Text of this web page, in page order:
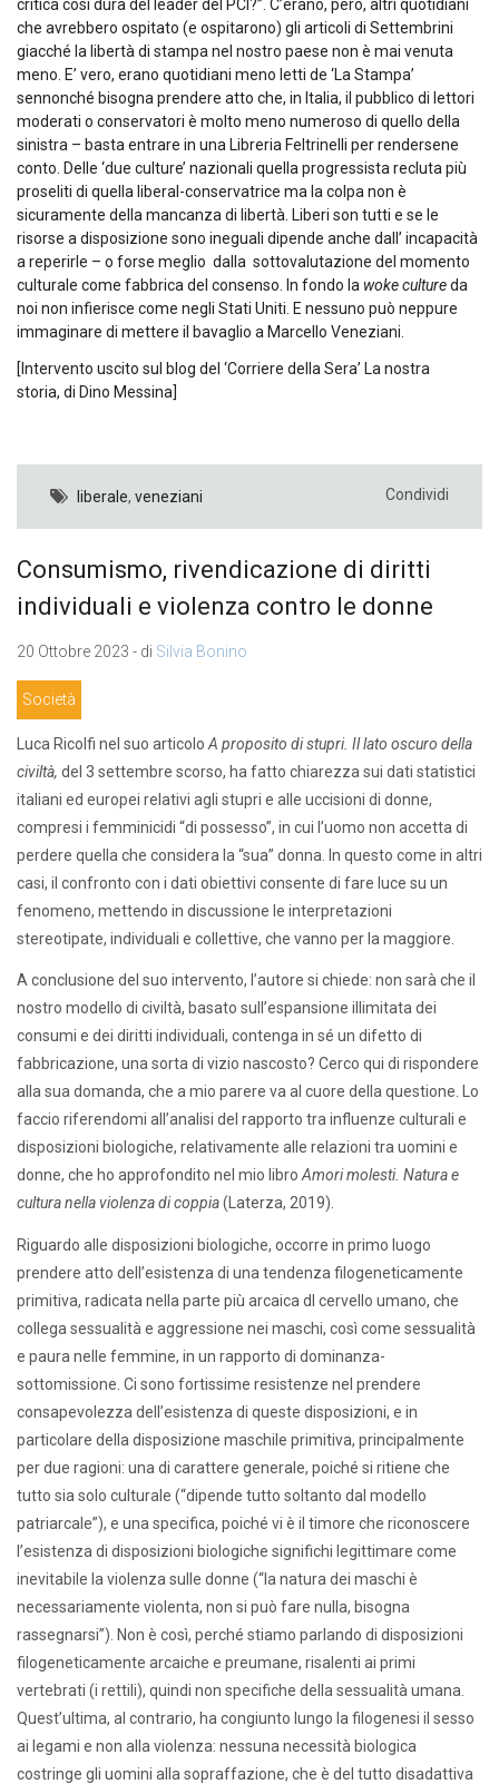
critica così dura del leader del PCI?”. C’erano, però, altri quotidiani
che avrebbero ospitato (e ospitarono) gli articoli di Settembrini
giacché la libertà di stampa nel nostro paese non è mai venuta
meno. E’ vero, erano quotidiani meno letti de ‘La Stampa’
sennonché bisogna prendere atto che, in Italia, il pubblico di lettori
moderati o conservatori è molto meno numeroso di quello della
sinistra – basta entrare in una Libreria Feltrinelli per rendersene
conto. Delle ‘due culture’ nazionali quella progressista recluta più
proseliti di quella liberal-conservatrice ma la colpa non è
sicuramente della mancanza di libertà. Liberi son tutti e se le
risorse a disposizione sono ineguali dipende anche dall’ incapacità
a reperirle – o forse meglio dalla sottovalutazione del momento
culturale come fabbrica del consenso. In fondo la woke cultureda
noi non infierisce come negli Stati Uniti. E nessuno può neppure
immaginare di mettere il bavaglio a Marcello Veneziani.
[Intervento uscito sul blog del ‘Corriere della Sera’ La nostra
storia, di Dino Messina]
liberale, veneziani Condividi
Consumismo, rivendicazione di diritti
individuali e violenza contro le donne
20 Ottobre 2023 - di Silvia Bonino
Società
Luca Ricolfi nel suo articolo A proposito di stupri. Il lato oscuro della
civiltà, del 3 settembre scorso, ha fatto chiarezza sui dati statistici
italiani ed europei relativi agli stupri e alle uccisioni di donne,
compresi i femminicidi “di possesso”, in cui l’uomo non accetta di
perdere quella che considera la “sua” donna. In questo come in altri
casi, il confronto con i dati obiettivi consente di fare luce su un
fenomeno, mettendo in discussione le interpretazioni
stereotipate, individuali e collettive, che vanno per la maggiore.
A conclusione del suo intervento, l’autore si chiede: non sarà che il
nostro modello di civiltà, basato sull’espansione illimitata dei
consumi e dei diritti individuali, contenga in sé un difetto di
fabbricazione, una sorta di vizio nascosto? Cerco qui di rispondere
alla sua domanda, che a mio parere va al cuore della questione. Lo
faccio riferendomi all’analisi del rapporto tra influenze culturali e
disposizioni biologiche, relativamente alle relazioni tra uomini e
donne, che ho approfondito nel mio libroAmori molesti. Natura e
cultura nella violenza di coppia(Laterza, 2019).
Riguardo alle disposizioni biologiche, occorre in primo luogo
prendere atto dell’esistenza di una tendenza filogeneticamente
primitiva, radicata nella parte più arcaica dl cervello umano, che
collega sessualità e aggressione nei maschi, così come sessualità
e paura nelle femmine, in un rapporto di dominanza-
sottomissione. Ci sono fortissime resistenze nel prendere
consapevolezza dell’esistenza di queste disposizioni, e in
particolare della disposizione maschile primitiva, principalmente
per due ragioni: una di carattere generale, poiché si ritiene che
tutto sia solo culturale (“dipende tutto soltanto dal modello
patriarcale”), e una specifica, poiché vi è il timore che riconoscere
l’esistenza di disposizioni biologiche significhi legittimare come
inevitabile la violenza sulle donne (“la natura dei maschi è
necessariamente violenta, non si può fare nulla, bisogna
rassegnarsi”). Non è così, perché stiamo parlando di disposizioni
filogeneticamente arcaiche e preumane, risalenti ai primi
vertebrati (i rettili), quindi non specifiche della sessualità umana.
Quest’ultima, al contrario, ha congiunto lungo la filogenesi il sesso
ai legami e non alla violenza: nessuna necessità biologica
costringe gli uomini alla sopraffazione, che è del tutto disadattiva